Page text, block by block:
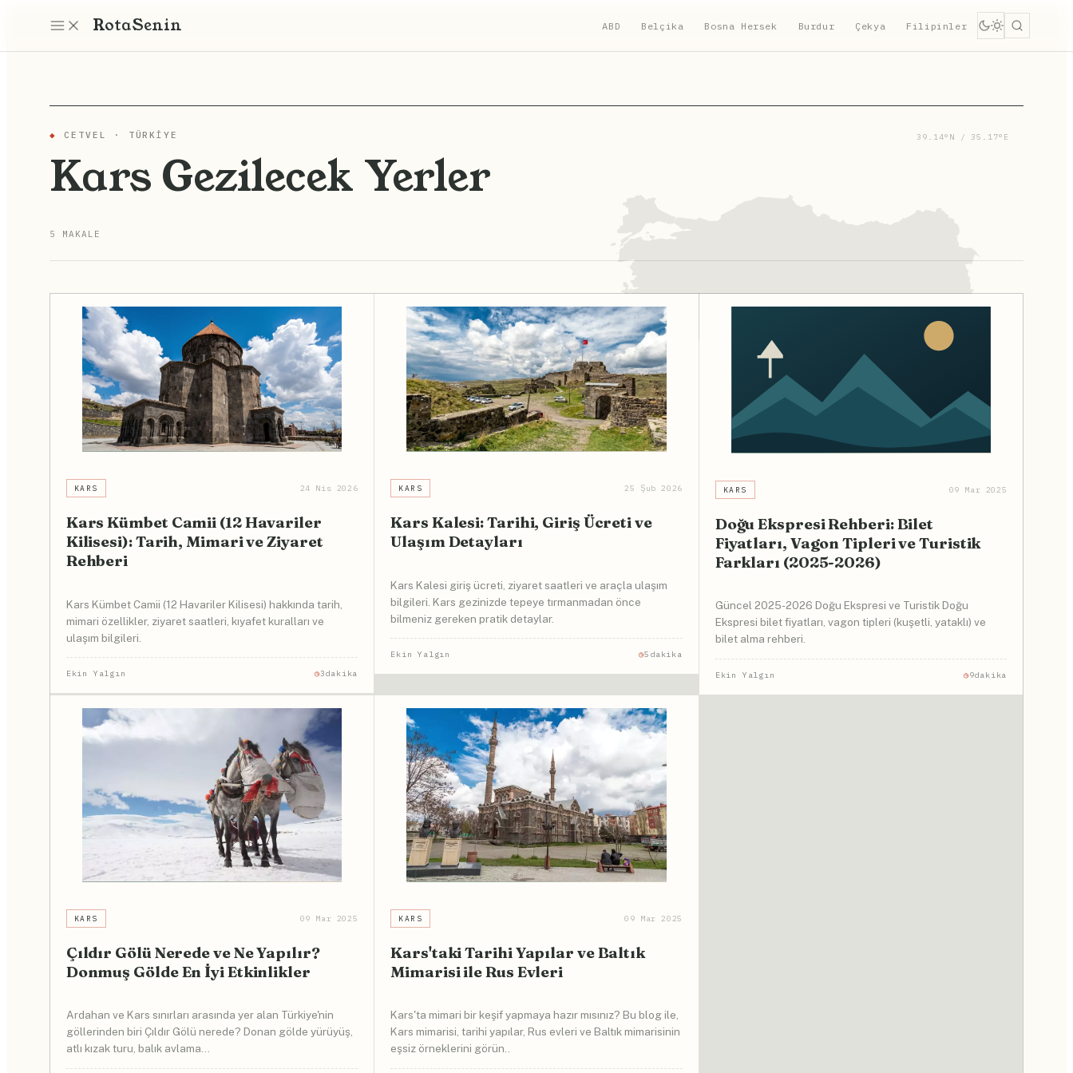
RotaSenin ABD Belçika Bosna Hersek Burdur Çekya Filipinler
39.14°N / 35.17°E
◆ CETVEL · TÜRKIYE
Kars Gezilecek Yerler
5 MAKALE
KARS 24 Nis 2026
Kars Kümbet Camii (12 Havariler
Kilisesi): Tarih, Mimari ve Ziyaret
Rehberi
Kars Kümbet Camii (12 Havariler Kilisesi) hakkında tarih,
mimari özellikler, ziyaret saatleri, kıyafet kuralları ve
ulaşım bilgileri.
Ekin Yalgın 3dakika
KARS 25 Şub 2026
Kars Kalesi: Tarihi, Giriş Ücreti ve
Ulaşım Detayları
Kars Kalesi giriş ücreti, ziyaret saatleri ve araçla ulaşım
bilgileri. Kars gezinizde tepeye tırmanmadan önce
bilmeniz gereken pratik detaylar.
Ekin Yalgın 5dakika
KARS 09 Mar 2025
Doğu Ekspresi Rehberi: Bilet
Fiyatları, Vagon Tipleri ve Turistik
Farkları (2025-2026)
Güncel 2025-2026 Doğu Ekspresi ve Turistik Doğu
Ekspresi bilet fiyatları, vagon tipleri (kuşetli, yataklı) ve
bilet alma rehberi.
Ekin Yalgın 9dakika
KARS 09 Mar 2025
Çıldır Gölü Nerede ve Ne Yapılır?
Donmuş Gölde En İyi Etkinlikler
Ardahan ve Kars sınırları arasında yer alan Türkiye'nin
göllerinden biri Çıldır Gölü nerede? Donan gölde yürüyüş,
atlı kızak turu, balık avlama...
KARS 09 Mar 2025
Kars'taki Tarihi Yapılar ve Baltık
Mimarisi ile Rus Evleri
Kars'ta mimari bir keşif yapmaya hazır mısınız? Bu blog ile,
Kars mimarisi, tarihi yapılar, Rus evleri ve Baltık mimarisinin
eşsiz örneklerini görün..